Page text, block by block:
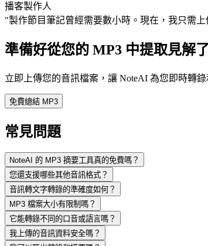
播客製作人
"製作節目筆記曾經需要數小時。現在，我只需
準備好從您的 MP3 中提取見解
立即上傳您的音訊檔案，讓 NoteAI 為您即時轉錄
免費總結 MP3
常見問題
NoteAI 的 MP3 摘要工具真的免費嗎？
您還支援哪些其他音訊格式？
音訊轉文字轉錄的準確度如何？
MP3 檔案大小有限制嗎？
它能轉錄不同的口音或語言嗎？
我上傳的音訊資料安全嗎？